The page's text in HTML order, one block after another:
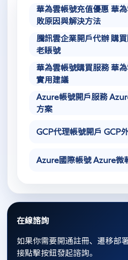
華為雲帳號充值優惠 華
敗原因與解決方法
騰訊雲企業開戶代辦 購
老賬號
華為雲帳號購買服務 華
實用建議
Azure帳號開戶服務
方案
GCP代理帳號開戶 GCP
Azure國際帳號 Azure微
在線諮詢
如果你需要開通註冊、遷移部
接點擊按鈕發起諮詢。